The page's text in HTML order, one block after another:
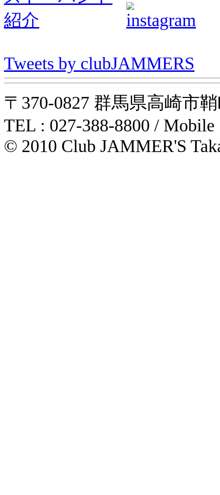
Tweets by clubJAMMERS
〒370-0827 群馬県高崎市
TEL : 027-388-8800 / Mobile
© 2010 Club JAMMER'S